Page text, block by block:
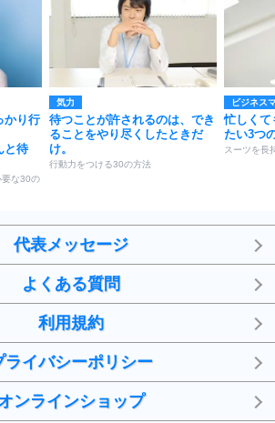
かり行
と待
要な30の
気力
待つことが許されるのは、でき
ることをやり尽くしたときだ
け。
行動力をつける30の方法
ビジネス
忙しくて
たい3つ
スーツを長
代表メッセージ
よくある質問
利用規約
ライバシーポリシー
ンラインショップ